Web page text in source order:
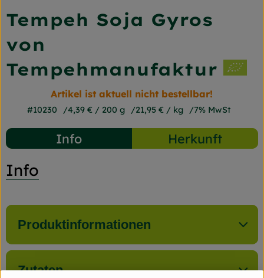
So geht's
Unsere Kisten
Über uns
Jetzt bestellen
Tempeh Soja Gyros
von
Tempehmanufaktur
Artikel ist aktuell nicht bestellbar!
#10230 4,39 € / 200 g 21,95 € / kg 7% MwSt
Info Herkunft
Info
Produktinformationen
Zutaten